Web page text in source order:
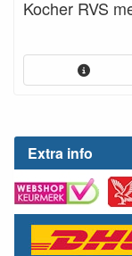
Extra info
Kocher RVS